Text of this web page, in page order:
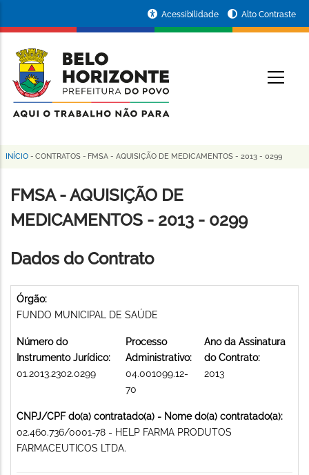
conteúdo
principal
da
Prefeitura
de
Horizonte
Acessibilidade Alto Contraste
Trilha
de
navegação
INÍCIO - CONTRATOS - FMSA - AQUISIÇÃO DE MEDICAMENTOS - 2013 - 0299
FMSA - AQUISIÇÃO DE
MEDICAMENTOS - 2013 - 0299
Dados do Contrato
Órgão:
FUNDO MUNICIPAL DE SAÚDE
Número do
Instrumento Jurídico:
01.2013.2302.0299
Processo
Administrativo:
04.001099.12-
70
Ano da Assinatura
do Contrato:
2013
CNPJ/CPF do(a) contratado(a) - Nome do(a) contratado(a):
02.460.736/0001-78 - HELP FARMA PRODUTOS
FARMACEUTICOS LTDA.